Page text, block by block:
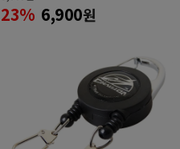
23% 6,900원